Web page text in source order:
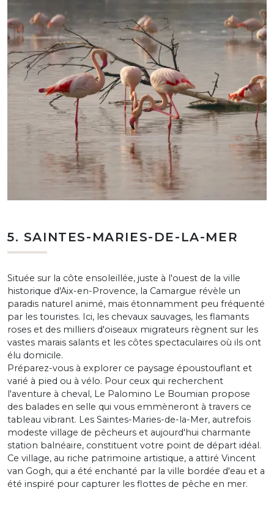
5. SAINTES-MARIES-DE-LA-MER
Située sur la côte ensoleillée, juste à l'ouest de la ville
historique d'Aix-en-Provence, la Camargue révèle un
paradis naturel animé, mais étonnamment peu fréquenté
par les touristes. Ici, les chevaux sauvages, les flamants
roses et des milliers d'oiseaux migrateurs règnent sur les
vastes marais salants et les côtes spectaculaires où ils ont
élu domicile.
Préparez-vous à explorer ce paysage époustouflant et
varié à pied ou à vélo. Pour ceux qui recherchent
l'aventure à cheval, Le Palomino Le Boumian propose
des balades en selle qui vous emmèneront à travers ce
tableau vibrant. Les Saintes-Maries-de-la-Mer, autrefois
modeste village de pêcheurs et aujourd'hui charmante
station balnéaire, constituent votre point de départ idéal.
Ce village, au riche patrimoine artistique, a attiré Vincent
van Gogh, qui a été enchanté par la ville bordée d'eau et a
été inspiré pour capturer les flottes de pêche en mer.